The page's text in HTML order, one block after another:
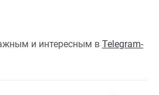
и интересным в Telegram-